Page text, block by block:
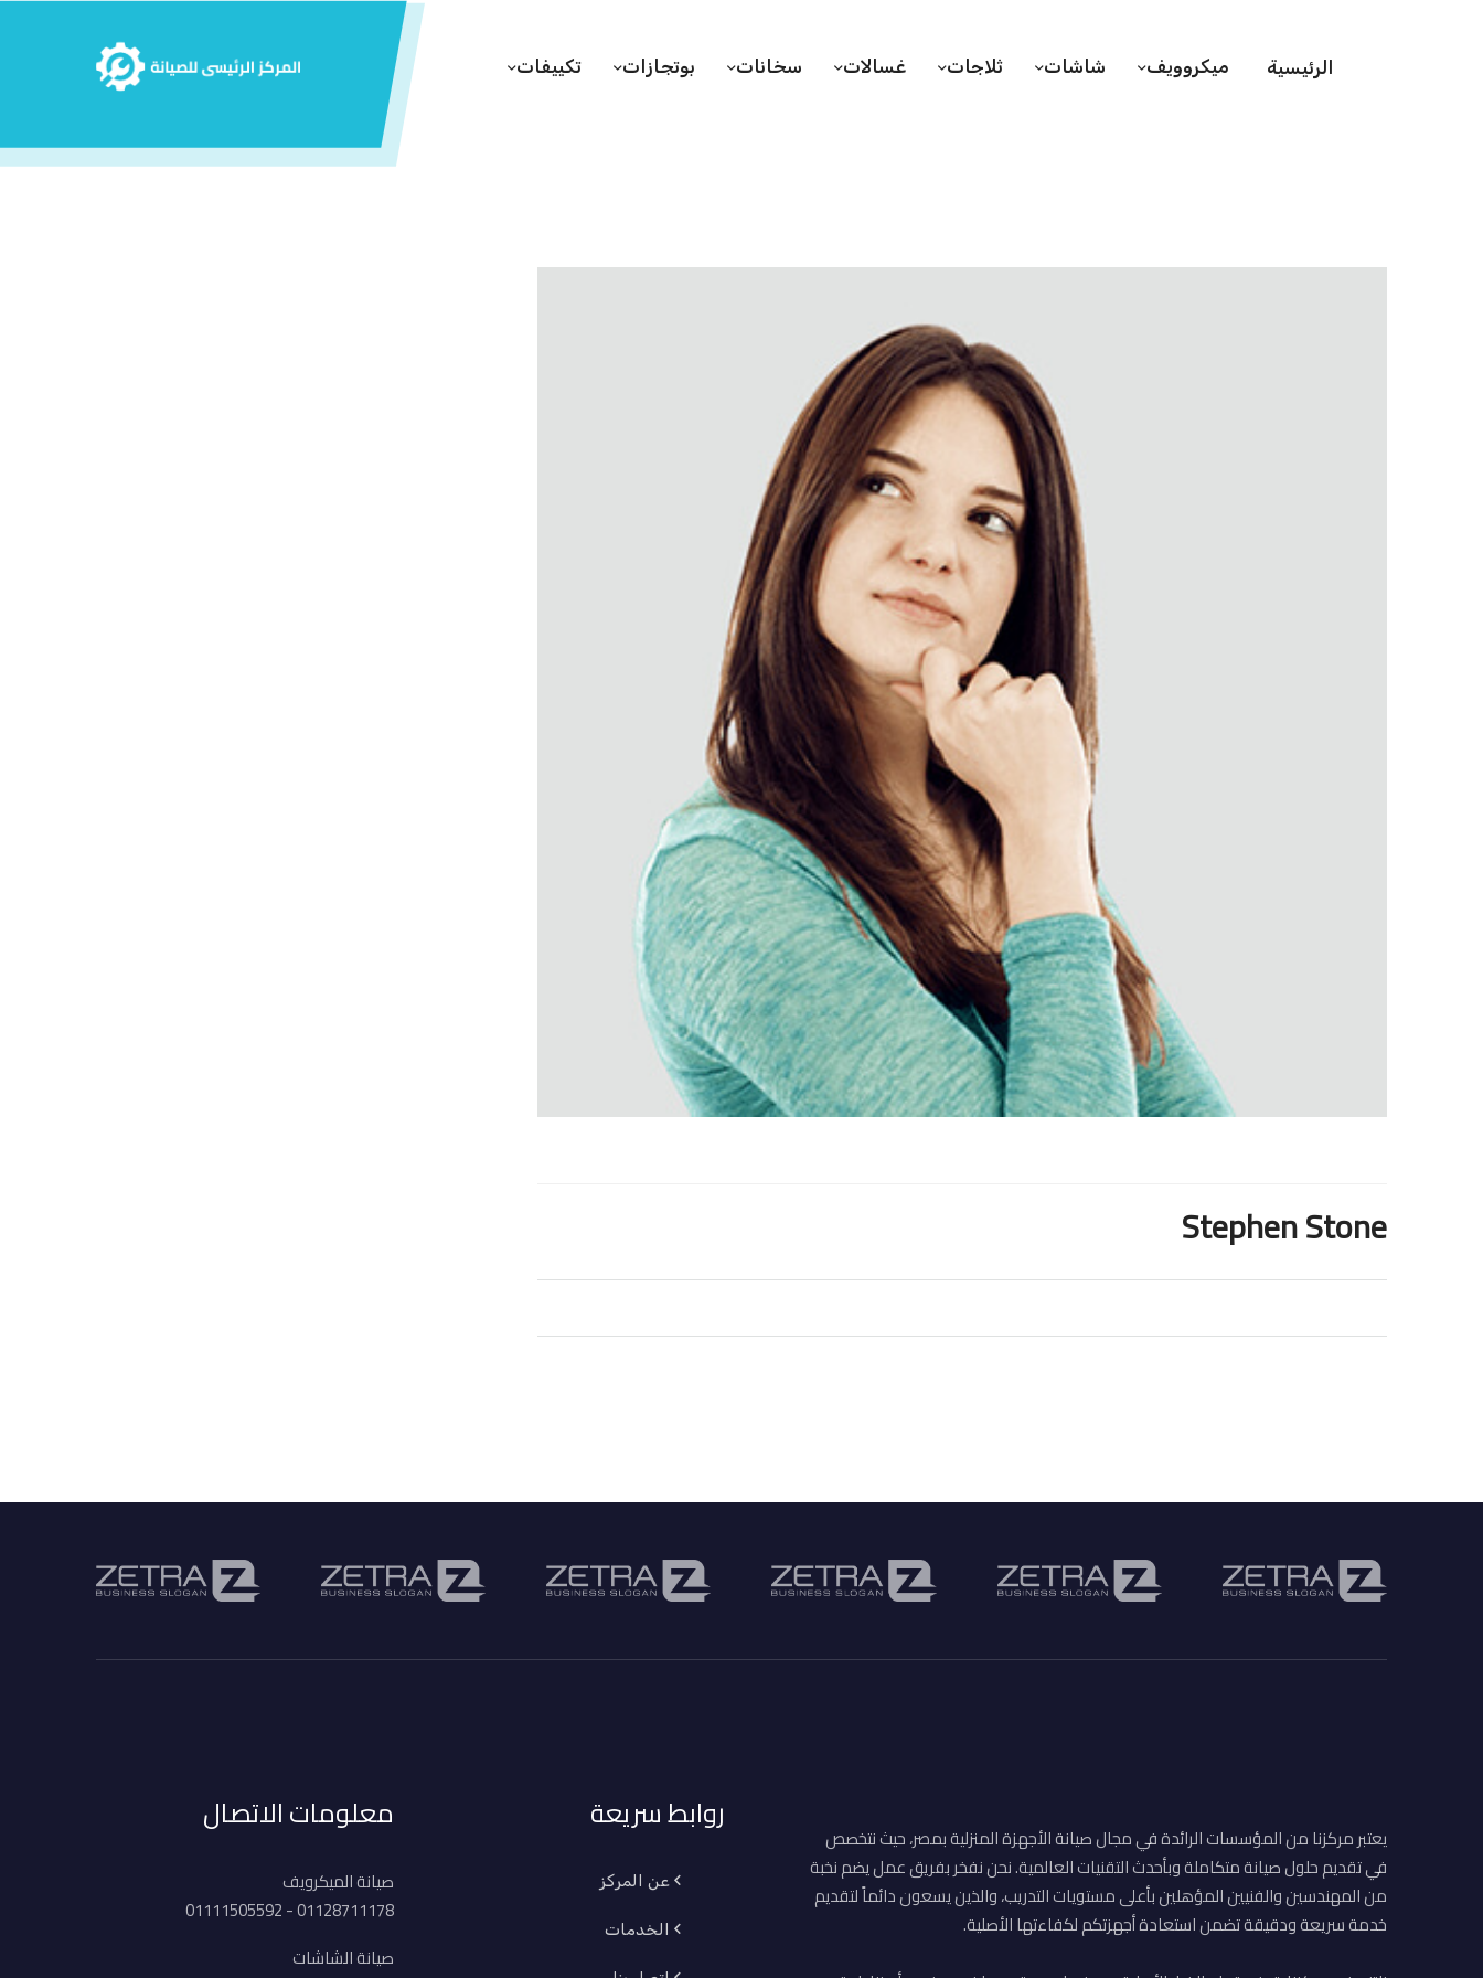
الرئيسية ميكروويف شاشات ثلاجات غسالات سخانات بوتجازات تكييفات
Stephen Stone
يعتبر مركزنا من المؤسسات الرائدة في مجال صيانة الأجهزة المنزلية بمصر، حيث نتخصص
في تقديم حلول صيانة متكاملة وبأحدث التقنيات العالمية. نحن نفخر بفريق عمل يضم نخبة
من المهندسين والفنيين المؤهلين بأعلى مستويات التدريب، والذين يسعون دائماً لتقديم
خدمة سريعة ودقيقة تضمن استعادة أجهزتكم لكفاءتها الأصلية.
روابط سريعة
عن المركز
الخدمات
معلومات الاتصال
صيانة الميكرويف
01128711178 - 01111505592
صيانة الشاشات